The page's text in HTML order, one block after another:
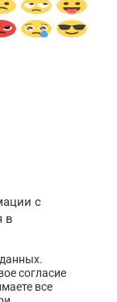
с
в
согласие
все